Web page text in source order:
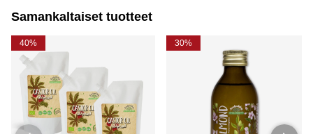
Samankaltaiset tuotteet
40% 30%